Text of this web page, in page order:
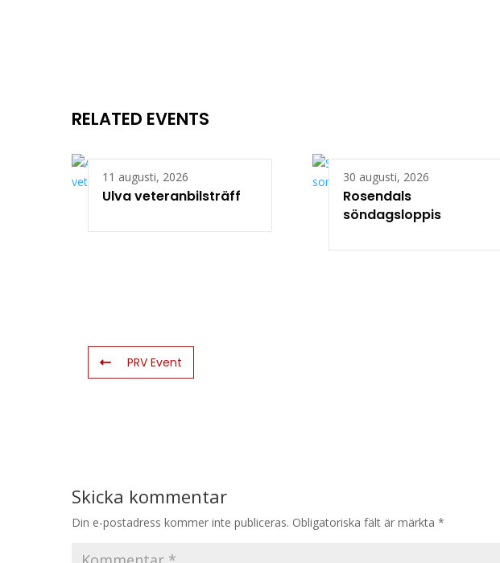
RELATED EVENTS
11 augusti, 2026
Ulva veteranbilsträff
30 augusti, 2026
Rosendals
söndagsloppis
PRV Event
Skicka kommentar
Din e-postadress kommer inte publiceras. Obligatoriska fält är märkta *